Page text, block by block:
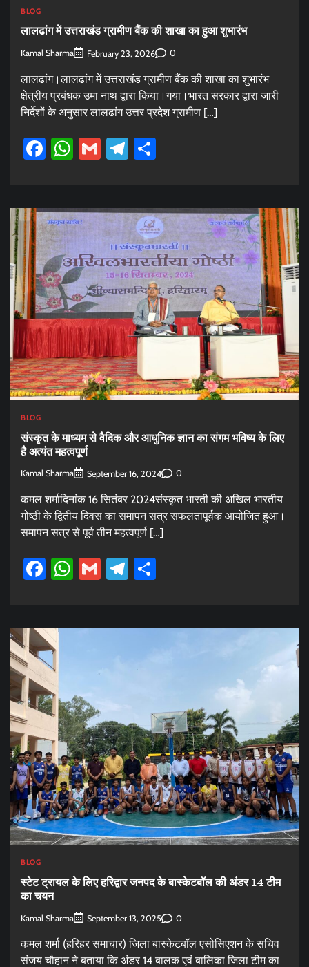
BLOG
लालढांग में उत्तराखंड ग्रामीण बैंक की शाखा का हुआ शुभारंभ
Kamal Sharma February 23, 2026 0
लालढांग।लालढांग में उत्तराखंड ग्रामीण बैंक की शाखा का शुभारंभ
क्षेत्रीय प्रबंधक उमा नाथ द्वारा किया।गया।भारत सरकार द्वारा जारी
निर्देशों के अनुसार लालढांग उत्तर प्रदेश ग्रामीण […]
Facebook
WhatsApp
GmailTelegram
BLOG
संस्कृत के माध्यम से वैदिक और आधुनिक ज्ञान का संगम भविष्य के लिए
है अत्यंत महत्वपूर्ण
Kamal Sharma September 16, 2024 0
कमल शर्मादिनांक 16 सितंबर 2024संस्कृत भारती की अखिल भारतीय
गोष्ठी के द्वितीय दिवस का समापन सत्र सफलतापूर्वक आयोजित हुआ।
समापन सत्र से पूर्व तीन महत्वपूर्ण […]
Facebook
WhatsApp
GmailTelegram
BLOG
स्टेट ट्रायल के लिए हरिद्वार जनपद के बास्केटबॉल की अंडर 14 टीम
का चयन
Kamal Sharma September 13, 2025 0
कमल शर्मा (हरिहर समाचार) जिला बास्केटबॉल एसोसिएशन के सचिव
संजय चौहान ने बताया कि अंडर 14 बालक एवं बालिका जिला टीम का